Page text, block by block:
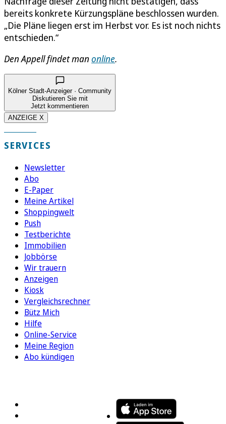
bereits konkrete Kürzungspläne beschlossen wurden.
„Die Pläne liegen erst im Herbst vor. Es ist noch nichts
entschieden.“
Den Appell findet man online.
Kölner Stadt-Anzeiger · Community
Diskutieren Sie mit
Jetzt kommentieren
ANZEIGE X
SERVICES
Newsletter
Abo
E-Paper
Meine Artikel
Shoppingwelt
Push
Testberichte
Immobilien
Jobbörse
Wir trauern
Anzeigen
Kiosk
Vergleichsrechner
Bütz Mich
Hilfe
Online-Service
Meine Region
Abo kündigen